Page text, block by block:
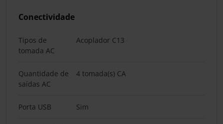
Conectividade
Tipos de
tomada AC
Acoplador C13
Quantidade de
saídas AC
4 tomada(s) CA
Porta USB Sim